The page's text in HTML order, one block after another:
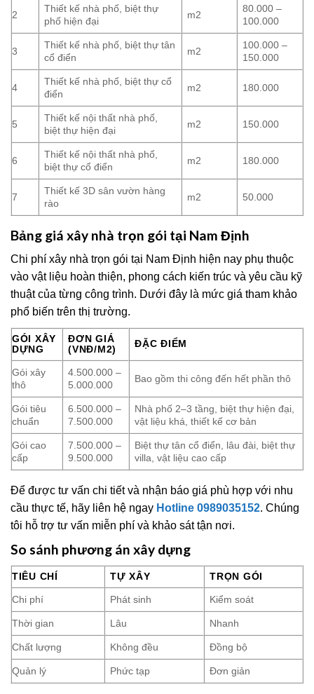
2
Thiết kế nhà phố, biệt thự
phố hiện đại
m2
80.000 –
100.000
3
Thiết kế nhà phố, biệt thự tân
cổ điển
m2
100.000 –
150.000
4
Thiết kế nhà phố, biệt thự cổ
điển
m2 180.000
5
Thiết kế nội thất nhà phố,
biệt thự hiện đại
m2 150.000
6
Thiết kế nội thất nhà phố,
biệt thự cổ điển
m2 180.000
7
Thiết kế 3D sân vườn hàng
rào
m2 50.000
Bảng giá xây nhà trọn gói tại Nam Định
Chi phí xây nhà trọn gói tại Nam Định hiện nay phụ thuộc
vào vật liệu hoàn thiện, phong cách kiến trúc và yêu cầu kỹ
thuật của từng công trình. Dưới đây là mức giá tham khảo
phổ biến trên thị trường.
GÓI XÂY
DỰNG
ĐƠN GIÁ
(VNĐ/M2)
ĐẶC ĐIỂM
Gói xây
thô
4.500.000 –
5.000.000
Bao gồm thi công đến hết phần thô
Gói tiêu
chuẩn
6.500.000 –
7.500.000
Nhà phố 2–3 tầng, biệt thự hiện đại,
vật liệu khá, thiết kế cơ bản
Gói cao
cấp
7.500.000 –
9.500.000
Biệt thự tân cổ điển, lâu đài, biệt thự
villa, vật liệu cao cấp
Để được tư vấn chi tiết và nhận báo giá phù hợp với nhu
cầu thực tế, hãy liên hệ ngay Hotline 0989035152. Chúng
tôi hỗ trợ tư vấn miễn phí và khảo sát tận nơi.
So sánh phương án xây dựng
TIÊU CHÍ TỰ XÂY TRỌN GÓI
Chi phí Phát sinh Kiểm soát
Thời gian Lâu Nhanh
Chất lượng Không đều Đồng bộ
Quản lý Phức tạp Đơn giản